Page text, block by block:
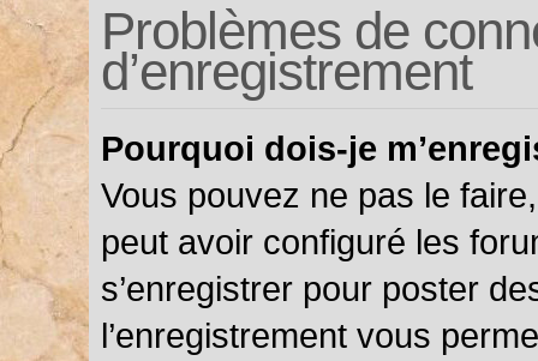
Problèmes de
d’enregistrement
Pourquoi dois-je
Vous pouvez ne pas le
peut avoir configuré les
s’enregistrer pour poster
l’enregistrement vous